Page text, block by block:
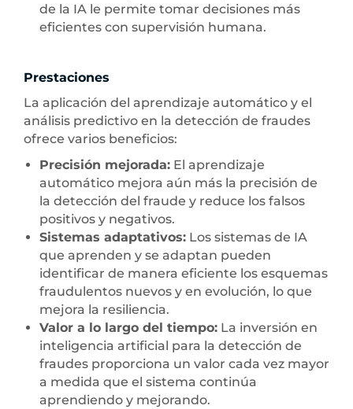
de la IA le permite tomar decisiones más
eficientes con supervisión humana.
Prestaciones
La aplicación del aprendizaje automático y el
análisis predictivo en la detección de fraudes
ofrece varios beneficios:
Precisión mejorada: El aprendizaje
automático mejora aún más la precisión de
la detección del fraude y reduce los falsos
positivos y negativos.
Sistemas adaptativos: Los sistemas de IA
que aprenden y se adaptan pueden
identificar de manera eficiente los esquemas
fraudulentos nuevos y en evolución, lo que
mejora la resiliencia.
Valor a lo largo del tiempo: La inversión en
inteligencia artificial para la detección de
fraudes proporciona un valor cada vez mayor
a medida que el sistema continúa
aprendiendo y mejorando.